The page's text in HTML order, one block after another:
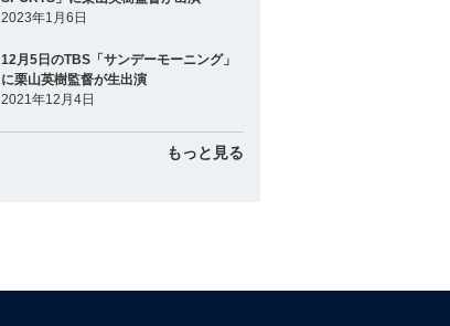
2023年1月6日
12月5日のTBS「サンデーモーニング」
に栗山英樹監督が生出演
2021年12月4日
もっと見る